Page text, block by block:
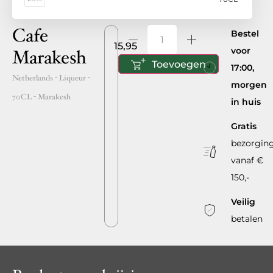
Cafe
Marakesh
Netherlands- Liqueur -
70CL-Marakesh
15,95
Toevoegen
Bestel
voor
17:00,
morgen
in huis
Gratis
vanaf €
150,-
Veilig
betalen